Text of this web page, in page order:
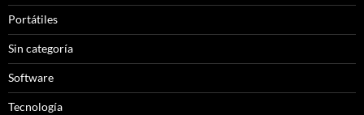
Portátiles
Sin categoría
Software
Tecnología